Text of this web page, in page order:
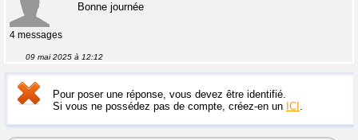
4 messages
Bonne journée
09 mai 2025 à 12:12
Pour poser une réponse, vous devez être identifié.
Si vous ne possédez pas de compte, créez-en un ICI .